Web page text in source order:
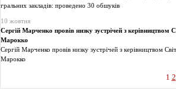
гральних закладів: проведено 30 обшуків
10 жовтня
Сергій Марченко провів низку зустрічей з керівництвом
Марокко
Сергій Марченко провів низку зустрічей з керівництвом
Марокко
1 2